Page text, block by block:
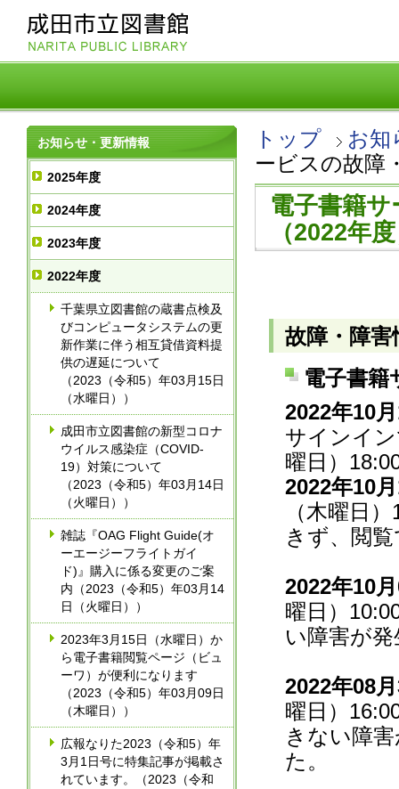
お知らせ・更新情報
2025年度
2024年度
2023年度
2022年度
千葉県立図書館の蔵書点検及
びコンピュータシステムの更
新作業に伴う相互貸借資料提
供の遅延について
（2023（令和5）年03月15日
（水曜日））
成田市立図書館の新型コロナ
ウイルス感染症（COVID-
19）対策について
（2023（令和5）年03月14日
（火曜日））
雑誌『OAG Flight Guide(オ
ーエージーフライトガイ
ド)』購入に係る変更のご案
内（2023（令和5）年03月14
日（火曜日））
2023年3月15日（水曜日）か
ら電子書籍閲覧ページ（ビュ
ーワ）が便利になります
（2023（令和5）年03月09日
（木曜日））
広報なりた2023（令和5）年
3月1日号に特集記事が掲載さ
れています。（2023（令和
トップ
お知
ービスの故障
電子書籍
（2022年
故障・障害
電子書
2022年10
サインイ
曜日）
2022年10
（木曜日
きず、閲
2022年10
曜日）
い障害が
2022年08
曜日）
きない障
た。